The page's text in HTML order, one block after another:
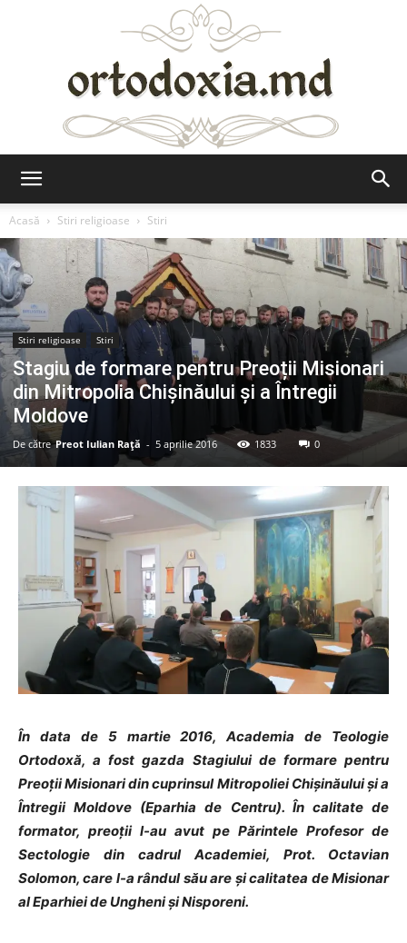
Acasă
Stiri religioase Stiri
Stiri religioase Stiri
Stagiu de formare pentru Preoții Misionari
din Mitropolia Chișinăului și a Întregii
Moldove
De către Preot Iulian Raţă - 5 aprilie 2016 1833 0
În data de 5 martie 2016, Academia de Teologie
Ortodoxă, a fost gazda Stagiului de formare pentru
Preoții Misionari din cuprinsul Mitropoliei Chișinăului și a
Întregii Moldove (Eparhia de Centru). În calitate de
formator, preoții l-au avut pe Părintele Profesor de
Sectologie din cadrul Academiei, Prot. Octavian
Solomon, care l-a rândul său are și calitatea de Misionar
al Eparhiei de Ungheni și Nisporeni.